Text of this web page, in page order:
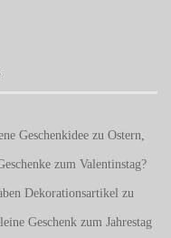
Geschenkidee zu Ostern,
zum Valentinstag?
Dekorationsartikel zu
Geschenk zum Jahrestag